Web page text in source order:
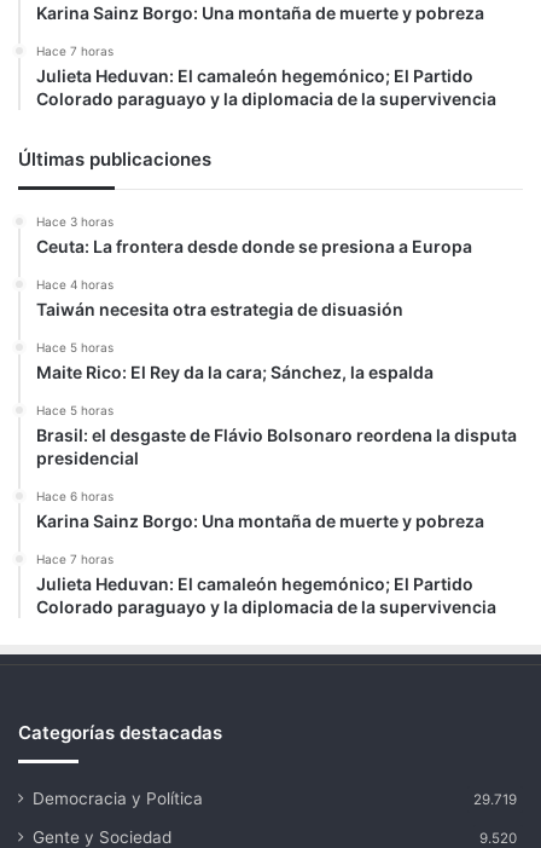
Karina Sainz Borgo: Una montaña de muerte y pobreza
Hace 7 horas
Julieta Heduvan: El camaleón hegemónico; El Partido
Colorado paraguayo y la diplomacia de la supervivencia
Últimas publicaciones
Hace 3 horas
Ceuta: La frontera desde donde se presiona a Europa
Hace 4 horas
Taiwán necesita otra estrategia de disuasión
Hace 5 horas
Maite Rico: El Rey da la cara; Sánchez, la espalda
Hace 5 horas
Brasil: el desgaste de Flávio Bolsonaro reordena la disputa
presidencial
Hace 6 horas
Karina Sainz Borgo: Una montaña de muerte y pobreza
Hace 7 horas
Julieta Heduvan: El camaleón hegemónico; El Partido
Colorado paraguayo y la diplomacia de la supervivencia
Categorías destacadas
Democracia y Política 29.719
Gente y Sociedad 9.520